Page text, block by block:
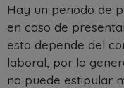
Hay un periodo de
en caso de
esto depende del
laboral, por lo
no puede estipular